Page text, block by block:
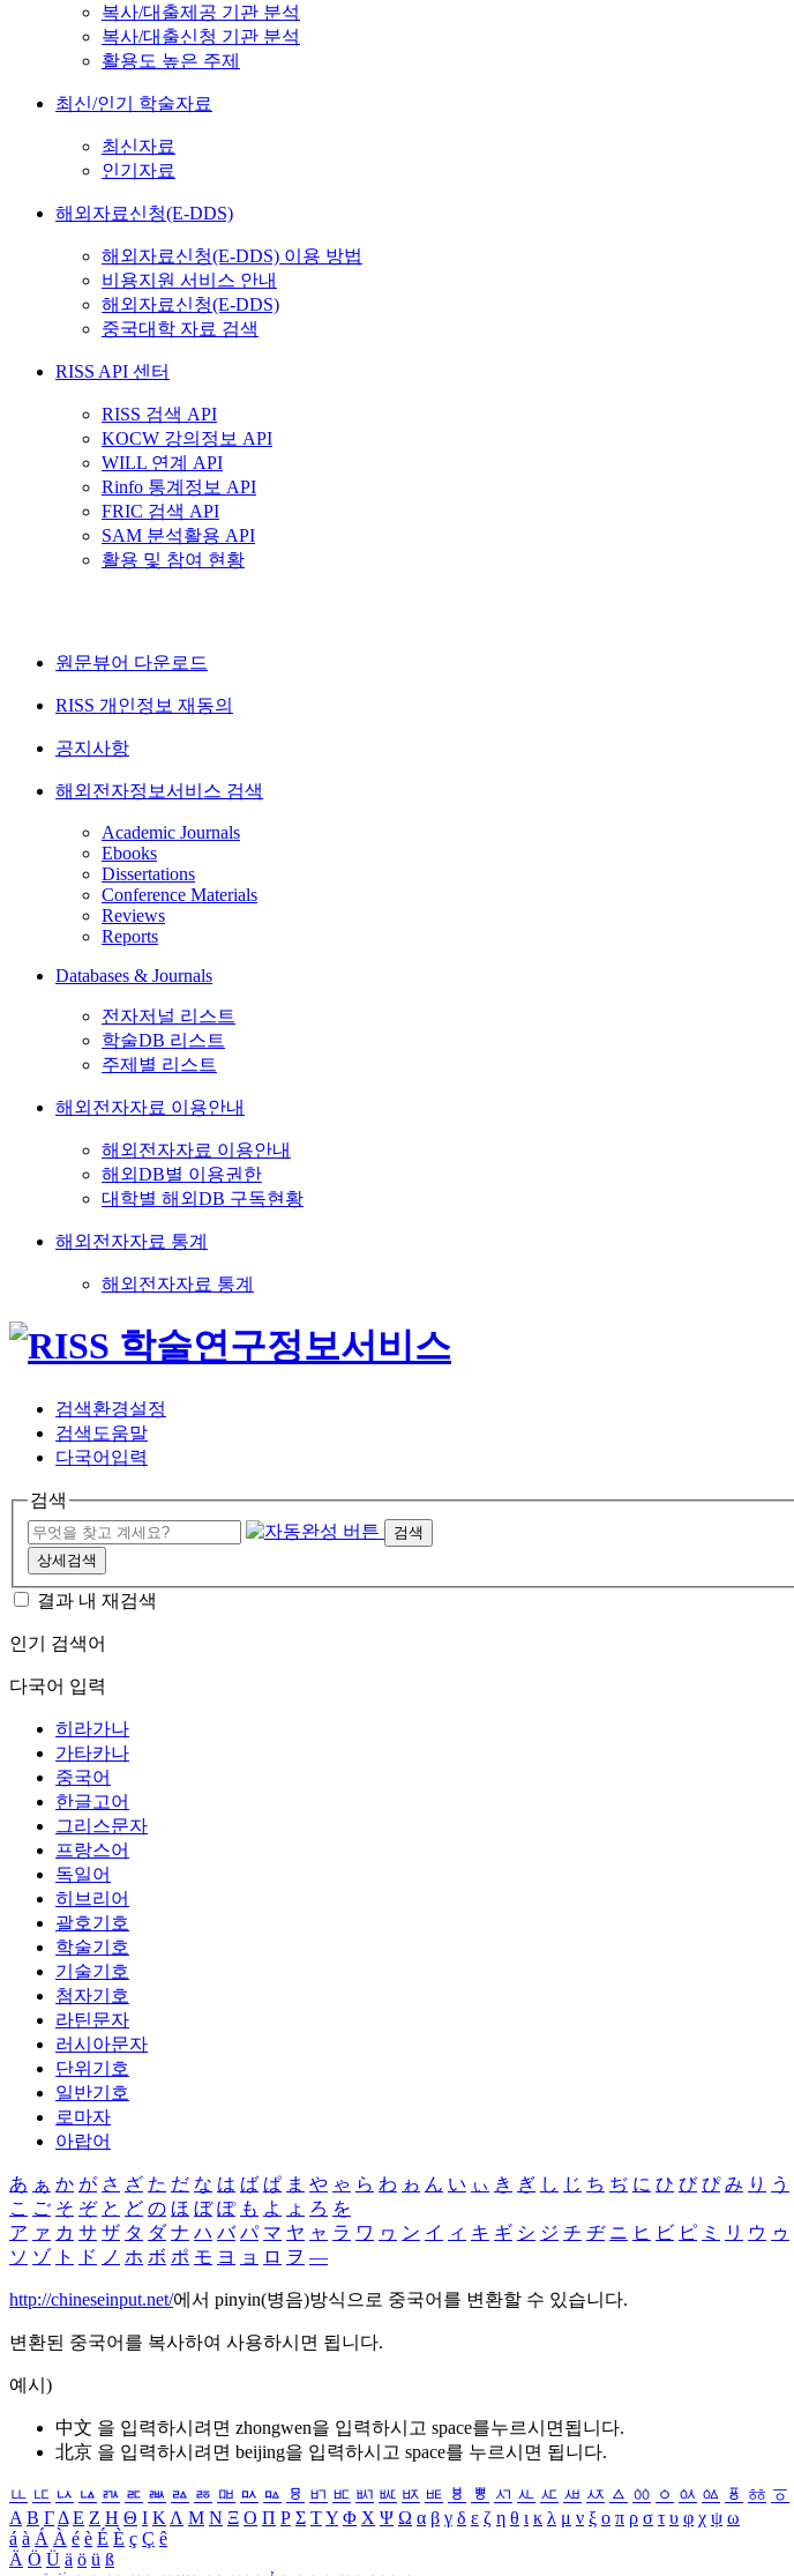
복사/대출제공 기관 분석
복사/대출신청 기관 분석
활용도 높은 주제
최신/인기 학술자료
최신자료
인기자료
해외자료신청(E-DDS)
해외자료신청(E-DDS) 이용 방법
비용지원 서비스 안내
해외자료신청(E-DDS)
중국대학 자료 검색
RISS API 센터
RISS 검색 API
KOCW 강의정보 API
WILL 연계 API
Rinfo 통계정보 API
FRIC 검색 API
SAM 분석활용 API
활용 및 참여 현황
원문뷰어 다운로드
RISS 개인정보 재동의
공지사항
해외전자정보서비스 검색
Academic Journals
Ebooks
Dissertations
Conference Materials
Reviews
Reports
Databases & Journals
전자저널 리스트
학술DB 리스트
주제별 리스트
해외전자자료 이용안내
해외전자자료 이용안내
해외DB별 이용권한
대학별 해외DB 구독현황
해외전자자료 통계
해외전자자료 통계
검색환경설정
검색도움말
다국어입력
검색
검색
상세검색
결과 내 재검색
인기 검색어
다국어 입력
히라가나
가타카나
중국어
한글고어
그리스문자
프랑스어
독일어
히브리어
괄호기호
학술기호
기술기호
첨자기호
라틴문자
러시아문자
단위기호
일반기호
로마자
아랍어
あ ぁ か が さ ざ た だ な は ば ぱ ま や ゃ ら わ ゎ ん い ぃ き ぎ し じ ち ぢ に ひ び ぴ み り う
こ ご そ ぞ と ど の ほ ぼ ぽ も よ ょ ろ を
ア ァ カ サ ザ タ ダ ナ ハ バ パ マ ヤ ャ ラ ワ ヮ ン イ ィ キ ギ シ ジ チ ヂ ニ ヒ ビ ピ ミ リ ウ ゥ
ソ ゾ ト ド ノ ホ ボ ポ モ ヨ ョ ロ ヲ ―
http://chineseinput.net/에서 pinyin(병음)방식으로 중국어를 변환할 수 있습니다.
변환된 중국어를 복사하여 사용하시면 됩니다.
예시)
中文 을 입력하시려면 zhongwen을 입력하시고 space를누르시면됩니다.
北京 을 입력하시려면 beijing을 입력하시고 space를 누르시면 됩니다.
ㅥ ㅦ ㅧ ㅨ ㅩ ㅪ ㅫ ㅬ ㅭ ㅮ ㅯ ㅰ ㅱ ㅲ ㅳ ㅴ ㅵ ㅶ ㅷ ㅸ ㅹ ㅺ ㅻ ㅼ ㅽ ㅾ ㅿ ㆀ ㆁ ㆂ ㆃ ㆄ ㆅ ㆆ
Α Β ΓΔ Ε Ζ Η Θ Ι ΚΛ Μ Ν Ξ Ο Π Ρ Σ ΤΥ Φ Χ Ψ Ω α β γ δ ε ζ η θ ι κ λ μ ν ξ ο π ρ σ τ υ φ χ ψ ω
á à Á À é è É È ç Ç ê
Ä Ö Ü ä ö ü ß